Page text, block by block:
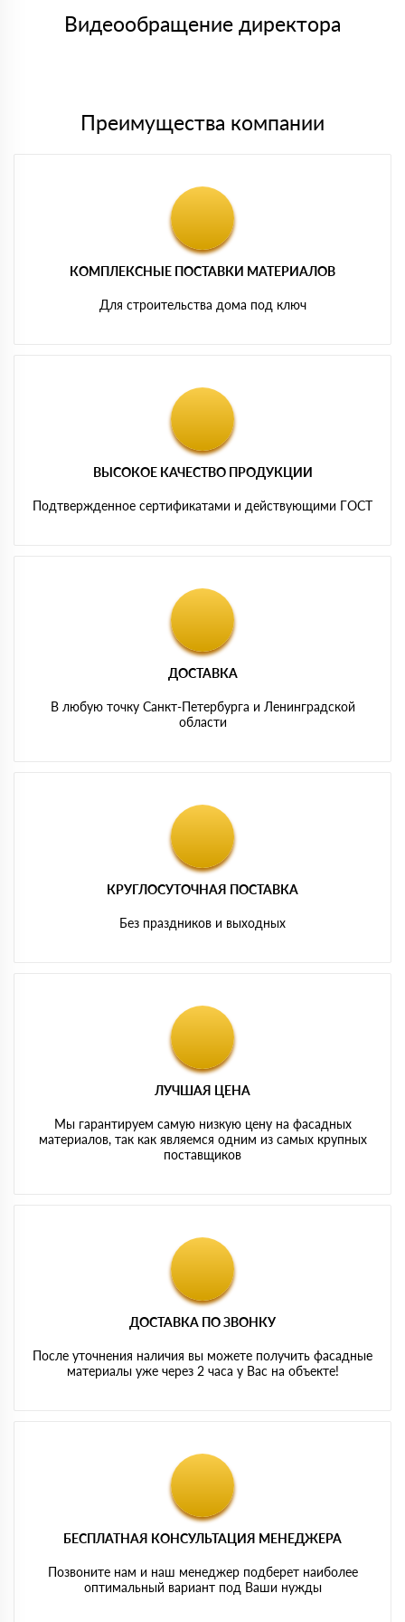
либо Вы забираете товар со склада самовывоза.
Видеообращение директора
Преимущества компании
КОМПЛЕКСНЫЕ ПОСТАВКИ МАТЕРИАЛОВ
Для строительства дома под ключ
ВЫСОКОЕ КАЧЕСТВО ПРОДУКЦИИ
Подтвержденное сертификатами и действующими ГОСТ
ДОСТАВКА
В любую точку Санкт-Петербурга и Ленинградской
области
КРУГЛОСУТОЧНАЯ ПОСТАВКА
Без праздников и выходных
ЛУЧШАЯ ЦЕНА
Мы гарантируем самую низкую цену на фасадных
материалов, так как являемся одним из самых крупных
поставщиков
ДОСТАВКА ПО ЗВОНКУ
После уточнения наличия вы можете получить фасадные
материалы уже через 2 часа у Вас на объекте!
БЕСПЛАТНАЯ КОНСУЛЬТАЦИЯ МЕНЕДЖЕРА
Позвоните нам и наш менеджер подберет наиболее
оптимальный вариант под Ваши нужды